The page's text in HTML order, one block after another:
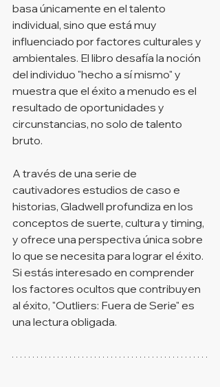
basa únicamente en el talento
individual, sino que está muy
influenciado por factores culturales y
ambientales. El libro desafía la noción
del individuo "hecho a sí mismo" y
muestra que el éxito a menudo es el
resultado de oportunidades y
circunstancias, no solo de talento
bruto.
A través de una serie de
cautivadores estudios de caso e
historias, Gladwell profundiza en los
conceptos de suerte, cultura y timing,
y ofrece una perspectiva única sobre
lo que se necesita para lograr el éxito.
Si estás interesado en comprender
los factores ocultos que contribuyen
al éxito, "Outliers: Fuera de Serie" es
una lectura obligada.